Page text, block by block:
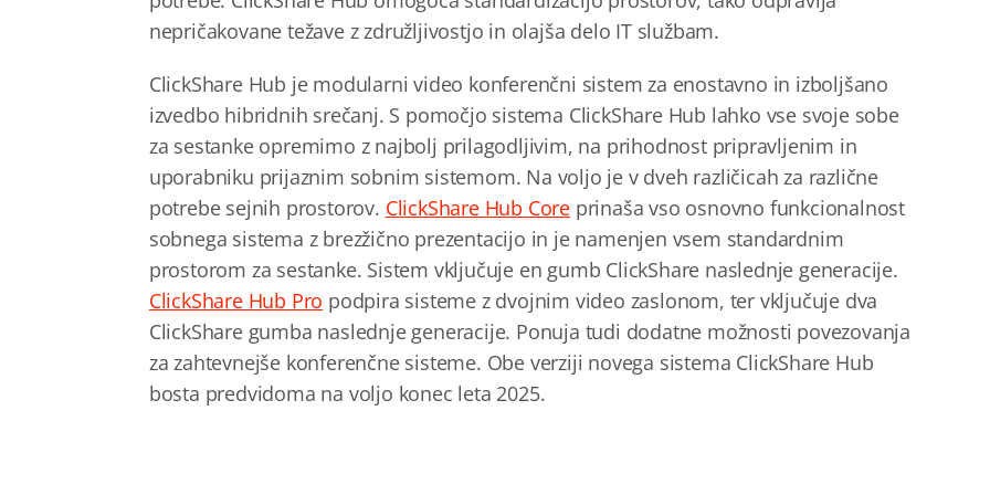
nepričakovane težave z združljivostjo in olajša delo IT službam.
ClickShare Hub je modularni video konferenčni sistem za enostavno in izboljšano
izvedbo hibridnih srečanj. S pomočjo sistema ClickShare Hub lahko vse svoje sobe
za sestanke opremimo z najbolj prilagodljivim, na prihodnost pripravljenim in
uporabniku prijaznim sobnim sistemom. Na voljo je v dveh različicah za različne
potrebe sejnih prostorov. ClickShare Hub Coreprinaša vso osnovno funkcionalnost
sobnega sistema z brezžično prezentacijo in je namenjen vsem standardnim
prostorom za sestanke. Sistem vključuje en gumb ClickShare naslednje generacije.
ClickShare Hub Pro podpira sisteme z dvojnim video zaslonom, ter vključuje dva
ClickShare gumba naslednje generacije. Ponuja tudi dodatne možnosti povezovanja
za zahtevnejše konferenčne sisteme. Obe verziji novega sistema ClickShare Hub
bosta predvidoma na voljo konec leta 2025.